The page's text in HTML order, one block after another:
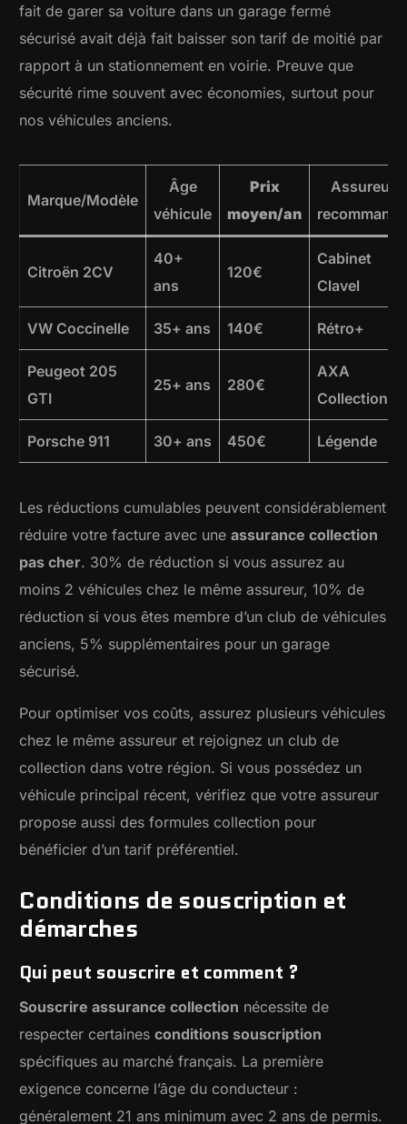
fait de garer sa voiture dans un garage fermé
sécurisé avait déjà fait baisser son tarif de moitié par
rapport à un stationnement en voirie. Preuve que
sécurité rime souvent avec économies, surtout pour
nos véhicules anciens.
Marque/Modèle
Âge
véhicule
Prix
moyen/an
Assureur
Citroën 2CV
40+
ans
120€
Cabinet
Clavel
VW Coccinelle 35+ ans 140€ Rétro+
Peugeot 205
GTI
25+ ans 280€
AXA
Collection
Porsche 911 30+ ans 450€ Légende
Les réductions cumulables peuvent considérablement
réduire votre facture avec uneassurance collection
pas cher. 30% de réduction si vous assurez au
moins 2 véhicules chez le même assureur, 10% de
réduction si vous êtes membre d’un club de véhicules
anciens, 5% supplémentaires pour un garage
sécurisé.
Pour optimiser vos coûts, assurez plusieurs véhicules
chez le même assureur et rejoignez un club de
collection dans votre région. Si vous possédez un
véhicule principal récent, vérifiez que votre assureur
propose aussi des formules collection pour
bénéficier d’un tarif préférentiel.
Conditions de souscription et
démarches
Qui peut souscrire et comment ?
Souscrire assurance collection nécessite de
respecter certainesconditions souscription
spécifiques au marché français. La première
exigence concerne l’âge du conducteur :
généralement 21 ans minimum avec 2 ans de permis.